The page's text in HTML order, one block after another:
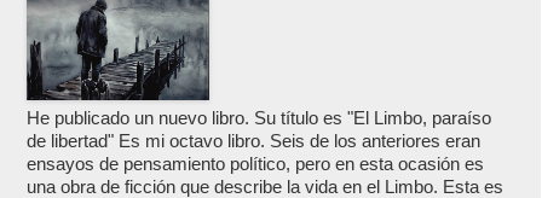
He publicado un nuevo libro. Su título es "El Limbo, paraíso
de libertad" Es mi octavo libro. Seis de los anteriores eran
ensayos de pensamiento político, pero en esta ocasión es
una obra de ficción que describe la vida en el Limbo. Esta es